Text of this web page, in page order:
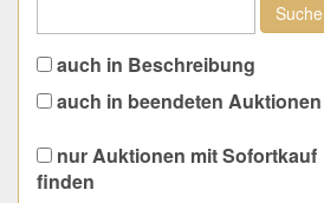
Suche
auch in Beschreibung
auch in beendeten Auktionen
nur Auktionen mit Sofortkauf
finden